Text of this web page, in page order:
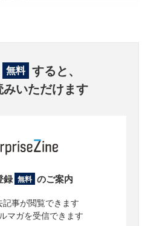
無料 すると、
いただけます
録 無料 のご案内
記事が閲覧できます
マガを受信できます